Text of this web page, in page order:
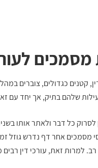
קטנים כגדולים, צוברים
שלהם בתיק, אך יחד עם
לסרוק כל דבר ולאתר אותו
מסמכים אחר דף נדרש גוזל
רב. למרות זאת, עורכי דין